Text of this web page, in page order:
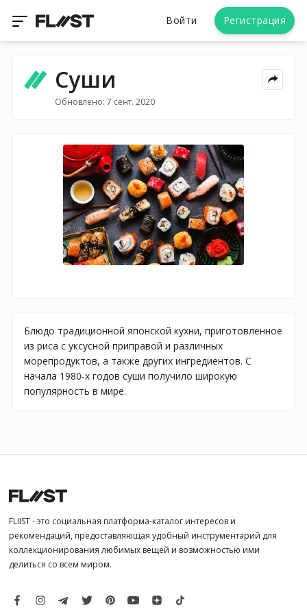
Войти Регистрация
Суши
Обновлено: 7 сент. 2020
Блюдо традиционной японской кухни, приготовленное
из риса с уксусной приправой и различных
морепродуктов, а также других ингредиентов. С
начала 1980-х годов суши получило широкую
популярность в мире.
FLIIST - это социальная платформа-каталог интересов и
рекомендаций, предоставляющая удобный инструментарий для
коллекционирования любимых вещей и возможностью ими
делиться со всем миром.